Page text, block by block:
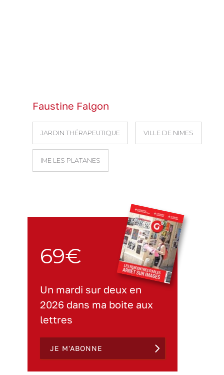
Faustine Falgon
JARDIN THÉRAPEUTIQUE VILLE DE NIMES
IME LES PLATANES
69€
Un mardi sur deux en
2026 dans ma boite aux
lettres
JE M'ABONNE